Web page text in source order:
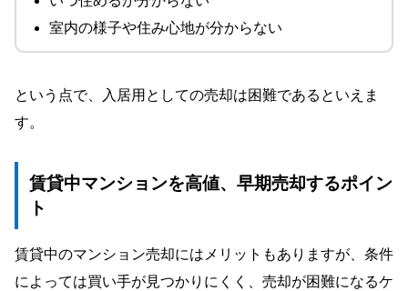
室内の様子や住み心地が分からない
という点で、入居用としての売却は困難であるといえま
す。
賃貸中マンションを高値、早期売却するポイン
ト
賃貸中のマンション売却にはメリットもありますが、条件
によっては買い手が見つかりにくく、売却が困難になるケ